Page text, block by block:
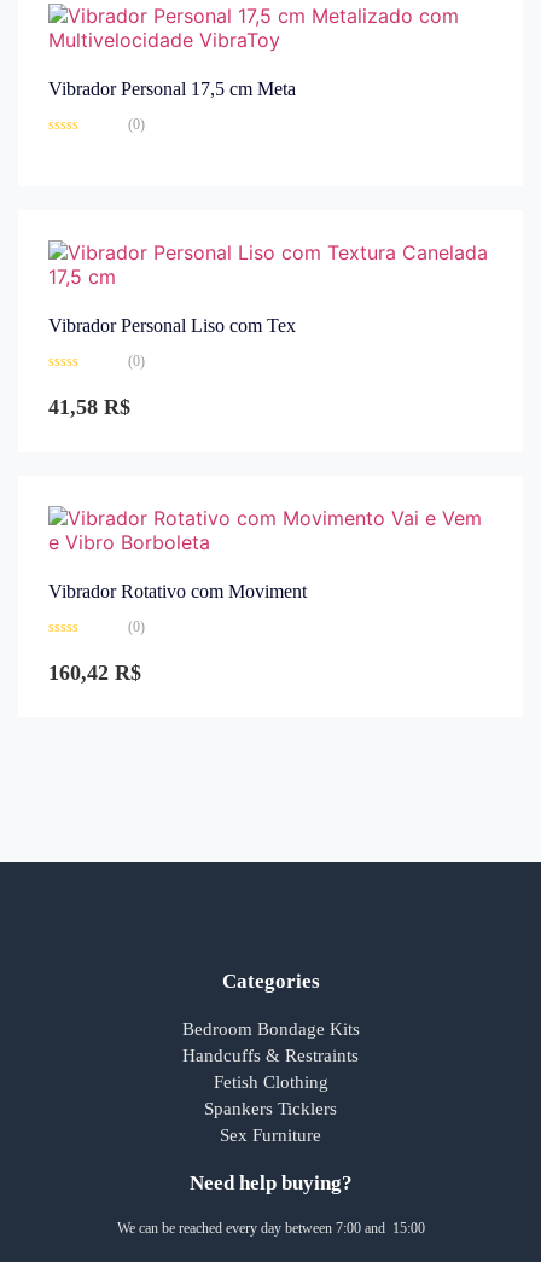
Vibrador Personal 17,5 cm Meta
(0)
Vibrador Personal Liso com Tex
0
de
(0)
41,58 R$
Vibrador Rotativo com Moviment
0
de
(0)
160,42 R$
Categories
Bedroom Bondage Kits
Handcuffs & Restraints
Fetish Clothing
Spankers Ticklers
Sex Furniture
Need help buying?
We can be reached every day between 7:00 and 15:00